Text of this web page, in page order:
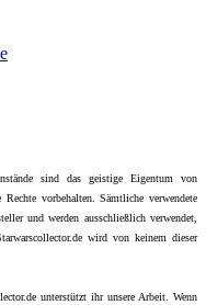
sind das geistige Eigentum von
vorbehalten. Sämtliche verwendete
und werden ausschließlich verwendet,
wird von keinem dieser
unterstützt ihr unsere Arbeit. Wenn